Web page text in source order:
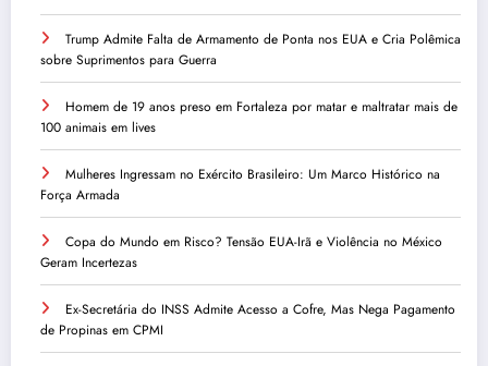
Trump Admite Falta de Armamento de Ponta nos EUA e Cria Polêmica
sobre Suprimentos para Guerra
Homem de 19 anos preso em Fortaleza por matar e maltratar mais de
100 animais em lives
Mulheres Ingressam no Exército Brasileiro: Um Marco Histórico na
Força Armada
Copa do Mundo em Risco? Tensão EUA-Irã e Violência no México
Geram Incertezas
Ex-Secretária do INSS Admite Acesso a Cofre, Mas Nega Pagamento
de Propinas em CPMI